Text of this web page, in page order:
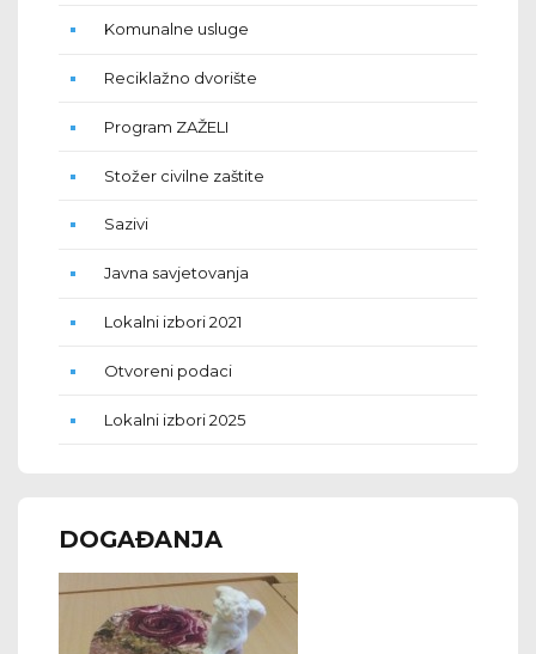
Komunalne usluge
Reciklažno dvorište
Program ZAŽELI
Stožer civilne zaštite
Sazivi
Javna savjetovanja
Lokalni izbori 2021
Otvoreni podaci
Lokalni izbori 2025
DOGAĐANJA